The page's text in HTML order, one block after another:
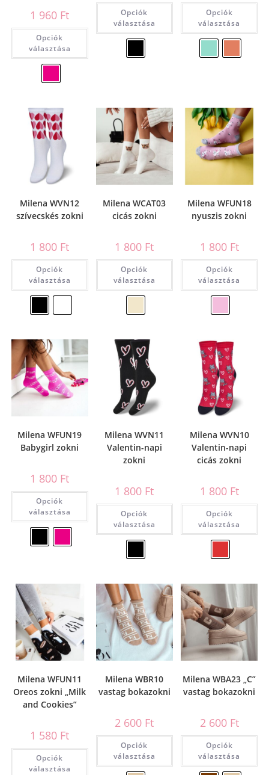
1 960 Ft
Opciók
választása
Opciók
választása
Opciók
választása
Milena WVN12
szívecskés zokni
1 800 Ft
Opciók
választása
Milena WCAT03
cicás zokni
1 800 Ft
Opciók
választása
Milena WFUN18
nyuszis zokni
1 800 Ft
Opciók
választása
Milena WFUN19
Babygirl zokni
1 800 Ft
Opciók
választása
Milena WVN11
Valentin-napi
zokni
1 800 Ft
Opciók
választása
Milena WVN10
Valentin-napi
cicás zokni
1 800 Ft
Opciók
választása
Milena WFUN11
Oreos zokni „Milk
and Cookies”
1 580 Ft
Opciók
választása
Milena WBR10
vastag bokazokni
2 600 Ft
Opciók
választása
Milena WBA23 „C”
vastag bokazokni
2 600 Ft
Opciók
választása